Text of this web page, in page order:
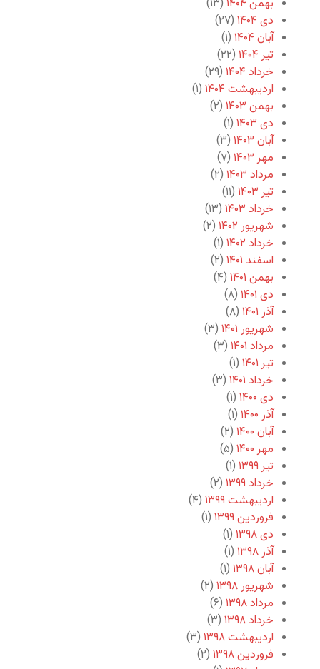
بهمن ۱۴۰۴
(۱۳)
دی ۱۴۰۴
(۲۷)
آبان ۱۴۰۴
(۱)
تیر ۱۴۰۴
(۲۲)
خرداد ۱۴۰۴
(۲۹)
اردیبهشت ۱۴۰۴
(۱)
بهمن ۱۴۰۳
(۲)
دی ۱۴۰۳
(۱)
آبان ۱۴۰۳
(۳)
مهر ۱۴۰۳
(۷)
مرداد ۱۴۰۳
(۲)
تیر ۱۴۰۳
(۱۱)
خرداد ۱۴۰۳
(۱۳)
شهریور ۱۴۰۲
(۲)
خرداد ۱۴۰۲
(۱)
اسفند ۱۴۰۱
(۲)
بهمن ۱۴۰۱
(۴)
دی ۱۴۰۱
(۸)
آذر ۱۴۰۱
(۸)
شهریور ۱۴۰۱
(۳)
مرداد ۱۴۰۱
(۳)
تیر ۱۴۰۱
(۱)
خرداد ۱۴۰۱
(۳)
دی ۱۴۰۰
(۱)
آذر ۱۴۰۰
(۱)
آبان ۱۴۰۰
(۲)
مهر ۱۴۰۰
(۵)
تیر ۱۳۹۹
(۱)
خرداد ۱۳۹۹
(۲)
اردیبهشت ۱۳۹۹
(۴)
فروردین ۱۳۹۹
(۱)
دی ۱۳۹۸
(۱)
آذر ۱۳۹۸
(۱)
آبان ۱۳۹۸
(۱)
شهریور ۱۳۹۸
(۲)
مرداد ۱۳۹۸
(۶)
خرداد ۱۳۹۸
(۳)
اردیبهشت ۱۳۹۸
(۳)
فروردین ۱۳۹۸
(۲)